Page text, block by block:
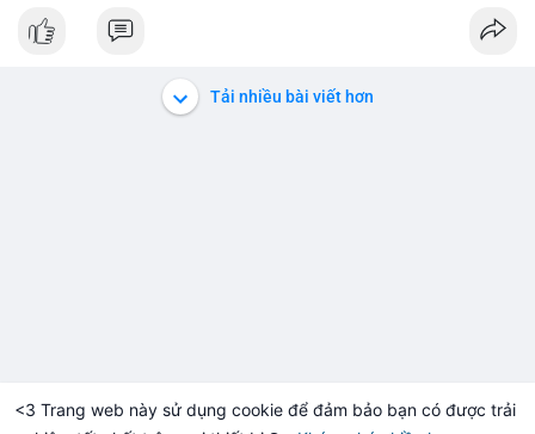
<3 Trang web này sử dụng cookie để đảm bảo bạn có được trải
Doanh nghiệp cần theo dõi xu hướng này để nắm bắt cơ hội
Tải nhiều bài viết hơn